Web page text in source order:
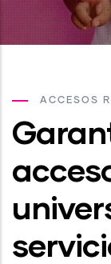
ACCESOS